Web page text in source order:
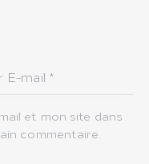
et mon site dans
commentaire.